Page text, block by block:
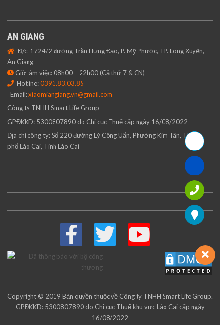
AN GIANG
Đ/c: 1724/2 đường Trần Hưng Đạo, P. Mỹ Phước, TP. Long Xuyên,
An Giang
Giờ làm việc: 08h00 – 22h00 (Cả thứ 7 & CN)
Hotline:0393.83.03.85
Email:xiaomiangiang.vn@gmail.com
Công ty TNHH Smart Life Group
GPĐKKD: 5300807890 do Chi cục Thuế cấp ngày 16/08/2022
Địa chỉ công ty: Số 220 đường Lý Công Uẩn, Phường Kim Tân, Thành
phố Lào Cai, Tỉnh Lào Cai
Copyright © 2019 Bản quyền thuộc về Công ty TNHH Smart Life Group.
GPĐKKD: 5300807890 do Chi cục Thuế khu vực Lào Cai cấp ngày
16/08/2022